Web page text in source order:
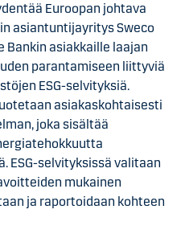
Euroopan johtava
asiantuntijayritys Sweco
Bankin asiakkaille laajan
parantamiseen liittyviä
ESG-selvityksiä.
asiakaskohtaisesti
joka sisältää
ESG-selvityksissä valitaan
mukainen
ja raportoidaan kohteen